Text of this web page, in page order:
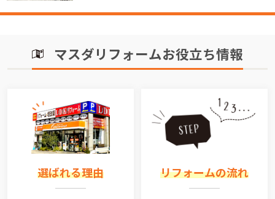
マスダリフォームお役立ち情報
選ばれる理由 リフォームの流れ